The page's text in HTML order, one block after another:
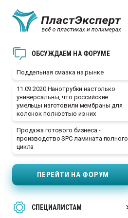
ОБСУЖДАЕМ НА ФОРУМЕ
Поддельная смазка на рынке
11.09.2020 Нанотрубки настолько
универсальны, что российские
умельцы изготовили мембраны для
колонок полностью из них
Продажа готового бизнеса -
производство SPC ламината полного
цикла
ПЕРЕЙТИ НА ФОРУМ
СПЕЦИАЛИСТАМ